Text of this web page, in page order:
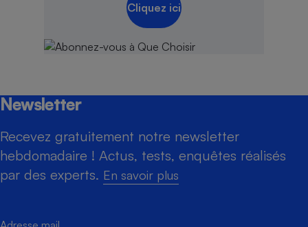
Cliquez ici
Newsletter
Recevez gratuitement notre newsletter
hebdomadaire ! Actus, tests, enquêtes réalisés
par des experts. En savoir plus